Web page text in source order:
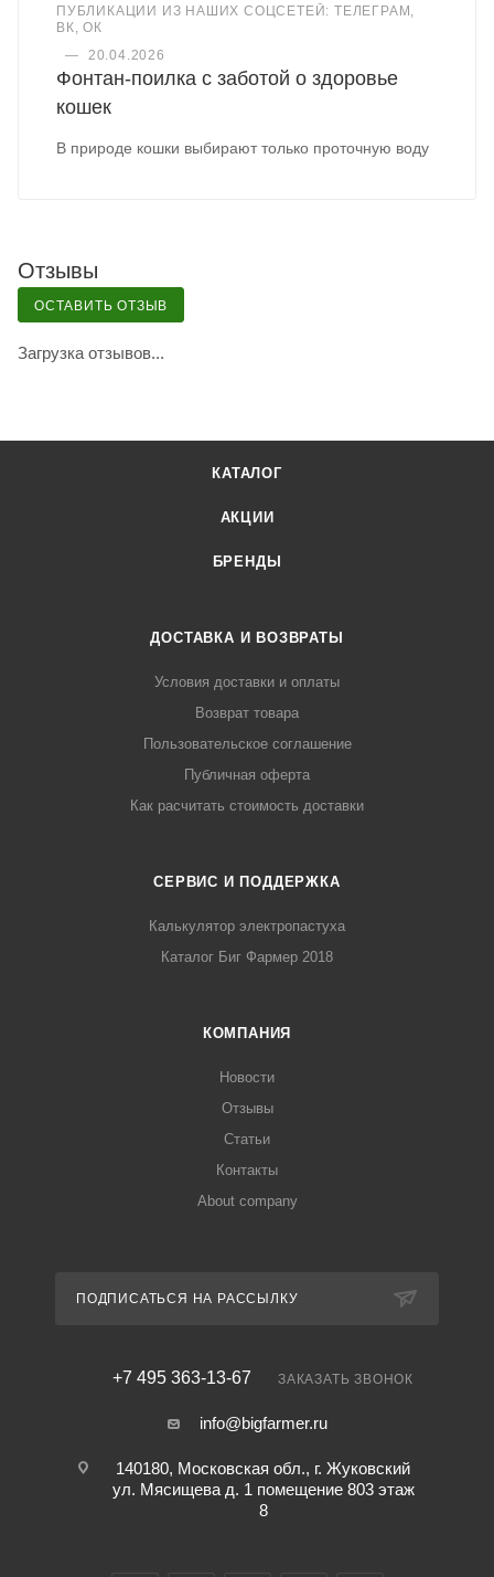
ПУБЛИКАЦИИ ИЗ НАШИХ СОЦСЕТЕЙ: ТЕЛЕГРАМ,
ВК, ОК
—
20.04.2026
Фонтан-поилка с заботой о здоровье
кошек
В природе кошки выбирают только проточную воду
Отзывы
ОСТАВИТЬ ОТЗЫВ
Загрузка отзывов...
КАТАЛОГ
АКЦИИ
БРЕНДЫ
ДОСТАВКА И ВОЗВРАТЫ
Условия доставки и оплаты
Возврат товара
Пользовательское соглашение
Публичная оферта
Как расчитать стоимость доставки
СЕРВИС И ПОДДЕРЖКА
Калькулятор электропастуха
Каталог Биг Фармер 2018
КОМПАНИЯ
Новости
Отзывы
Статьи
Контакты
About company
ПОДПИСАТЬСЯ НА РАССЫЛКУ
+7 495 363-13-67 ЗАКАЗАТЬ ЗВОНОК
info@bigfarmer.ru
140180, Московская обл., г. Жуковский
ул. Мясищева д. 1 помещение 803 этаж
8